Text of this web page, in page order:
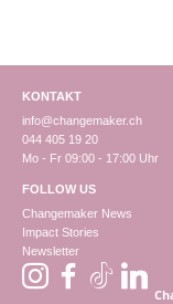
KONTAKT
info@changemaker.ch
044 405 19 20
Mo - Fr 09:00 - 17:00 Uhr
FOLLOW US
Changemaker News
Impact Stories
Newsletter